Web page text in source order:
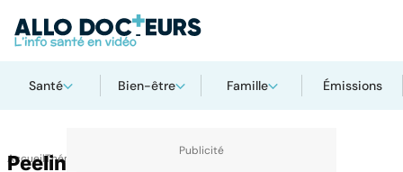
Santé Bien-être Famille Émissions
AccueilThématiques
Peeling